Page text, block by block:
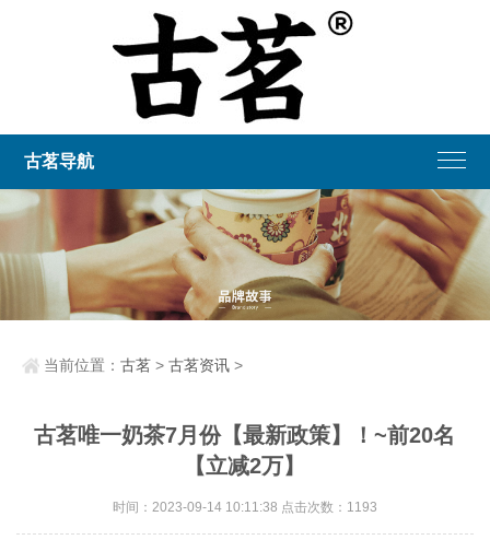
古茗导航
当前位置：古茗 >古茗资讯 >
古茗唯一奶茶7月份【最新政策】！~前20名
【立减2万】
时间：2023-09-14 10:11:38 点击次数：1193